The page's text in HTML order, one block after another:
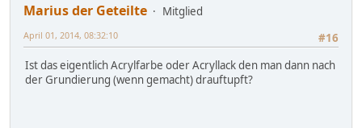
Marius der Geteilte
Mitglied
#16
April 01, 2014, 08:32:10
Ist das eigentlich Acrylfarbe oder Acryllack den man dann nach
der Grundierung (wenn gemacht) drauftupft?